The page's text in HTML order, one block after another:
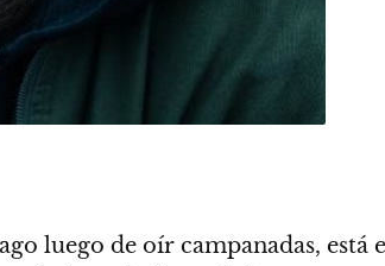
luego de oír campanadas, está